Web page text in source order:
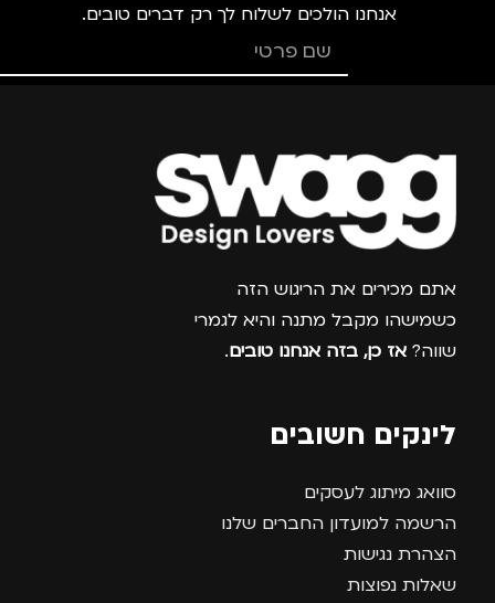
אנחנו הולכים לשלוח לך רק דברים טובים.
צרפו אותי למועדון
אתם מכירים את הריגוש הזה
כשמישהו מקבל מתנה והיא לגמרי
שווה? אז כן, בזה אנחנו טובים.
לינקים חשובים
סוואג מיתוג לעסקים
הרשמה למועדון החברים שלנו
הצהרת נגישות
שאלות נפוצות